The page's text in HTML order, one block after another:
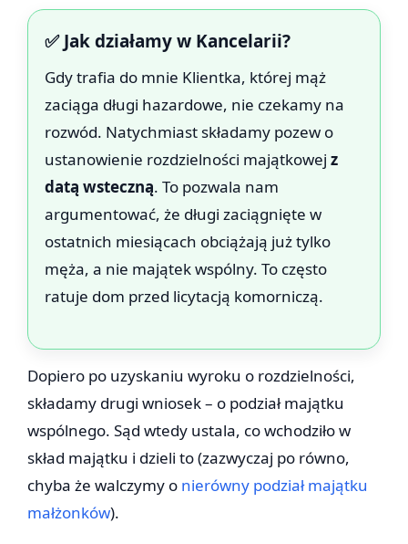
✅ Jak działamy w Kancelarii?
Gdy trafia do mnie Klientka, której mąż
zaciąga długi hazardowe, nie czekamy na
rozwód. Natychmiast składamy pozew o
ustanowienie rozdzielności majątkowej z
datą wsteczną. To pozwala nam
argumentować, że długi zaciągnięte w
ostatnich miesiącach obciążają już tylko
męża, a nie majątek wspólny. To często
ratuje dom przed licytacją komorniczą.
Dopiero po uzyskaniu wyroku o rozdzielności,
składamy drugi wniosek – o podział majątku
wspólnego. Sąd wtedy ustala, co wchodziło w
skład majątku i dzieli to (zazwyczaj po równo,
chyba że walczymy o nierówny podział majątku
małżonków).